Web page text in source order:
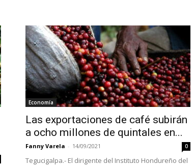
Economía
Las exportaciones de café subirán
a ocho millones de quintales en...
Fanny Varela - 14/09/2021 0
Tegucigalpa.- El dirigente del Instituto Hondureño del